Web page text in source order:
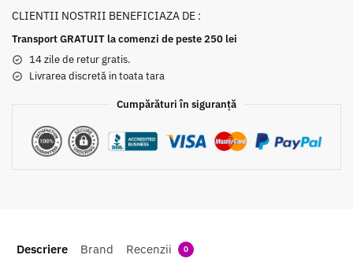
CLIENTII NOSTRII BENEFICIAZA DE :
Transport GRATUIT la comenzi de peste 250 lei
14 zile de retur gratis.
Livrarea discretă in toata tara
Cumpărături în siguranță
Descriere Brand Recenzii 0